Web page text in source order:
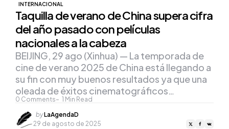
INTERNACIONAL
Taquilla de verano de China supera cifra
del año pasado con películas
nacionales a la cabeza
0 Comments 1 Min Read
BEIJING, 29 ago (Xinhua) — La temporada de
cine de verano 2025 de China está llegando a
su fin con muy buenos resultados ya que una
oleada de éxitos cinematográficos…
Posted
by
byLaAgendaD
29 de agosto de 2025